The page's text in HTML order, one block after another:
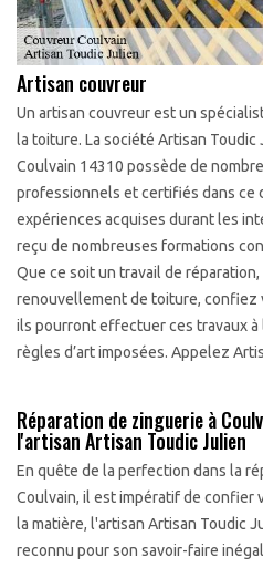
Artisan couvreur
Un artisan couvreur est un
la toiture. La société Artisan Toudic
Coulvain 14310 possède de
professionnels et certifiés dans ce
expériences acquises durant les
reçu de nombreuses formations
Que ce soit un travail de
renouvellement de toiture, confiez
ils pourront effectuer ces travaux
règles d’art imposées. Appelez
Réparation de zinguerie à
l'artisan Artisan Toudic Julien
En quête de la perfection dans la
Coulvain, il est impératif de confier
la matière, l'artisan Artisan Toudic
reconnu pour son savoir-faire